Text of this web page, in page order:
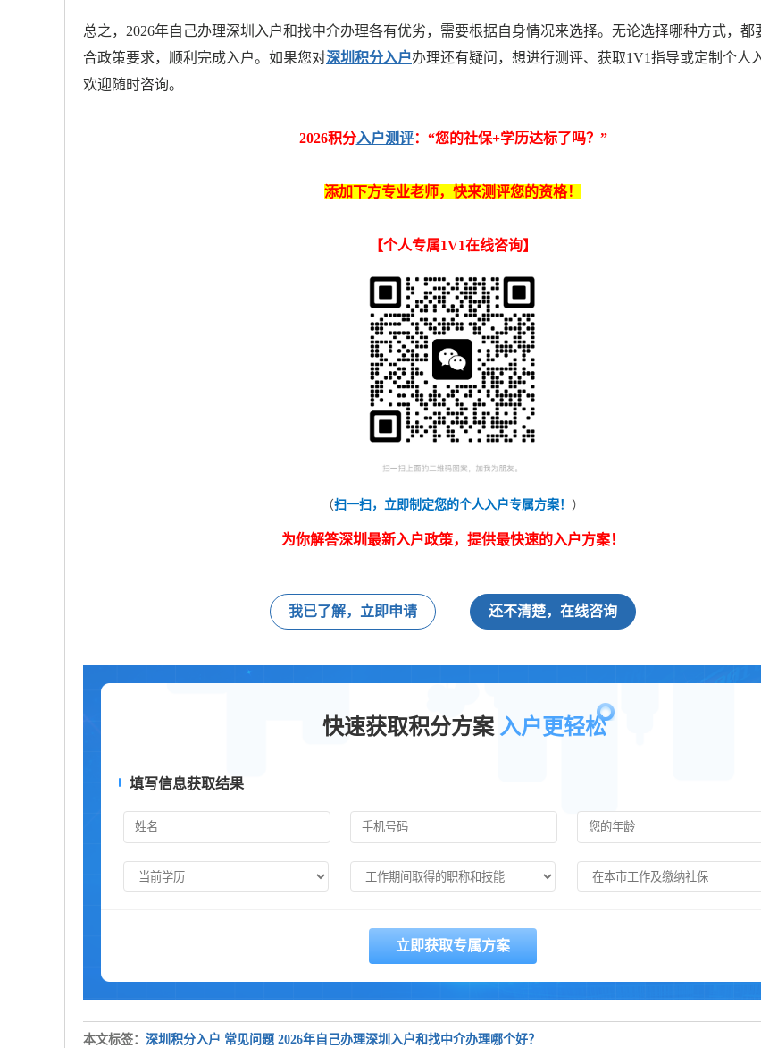
总之，2026年自己办理深圳入户和找中介办理各有优劣，需要根据自身情况来选择。无论选择哪种方式，都
合政策要求，顺利完成入户。如果您对深圳积分入户办理还有疑问，想进行测评、获取1V1指导或定制个人
欢迎随时咨询。
2026积分入户测评：“您的社保+学历达标了吗？ ”
添加下方专业老师，快来测评您的资格！
【个人专属1V1在线咨询】
（扫一扫，立即制定您的个人入户专属方案！ ）
为你解答深圳最新入户政策，提供最快速的入户方案！
我已了解，立即申请 还不清楚，在线咨询
快速获取积分方案 入户更轻松
填写信息获取结果
本文标签： 深圳积分入户 常见问题 2026年自己办理深圳入户和找中介办理哪个好？